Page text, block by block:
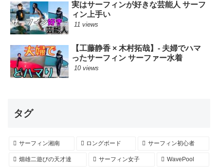
実はサーフィンが好きな芸能人 サーフ
ィン上手い
11 views
【工藤静香 × 木村拓哉】- 夫婦でハマ
ったサーフィン サーファー水着
10 views
タグ
サーフィン湘南 ロングボード サーフィン初心者
畑雄二遊びの天才達 サーフィン女子 WavePool